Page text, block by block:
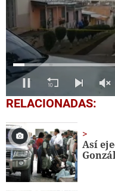
0
seconds
34
seconds
RELACIONADAS:
Así